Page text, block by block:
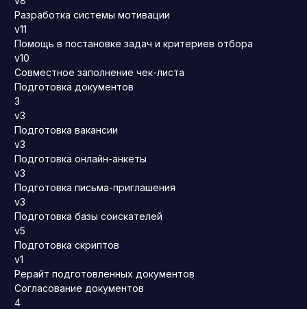
Разработка системы мотивации
v11
Помощь в постановке задач и критериев отбора
v10
Совместное заполнение чек-листа
Подготовка документов
3
v3
Подготовка вакансии
v3
Подготовка онлайн-анкеты
v3
Подготовка письма-приглашения
v3
Подготовка базы соискателей
v5
Подготовка скриптов
v1
Рерайт подготовленных документов
Согласование документов
4